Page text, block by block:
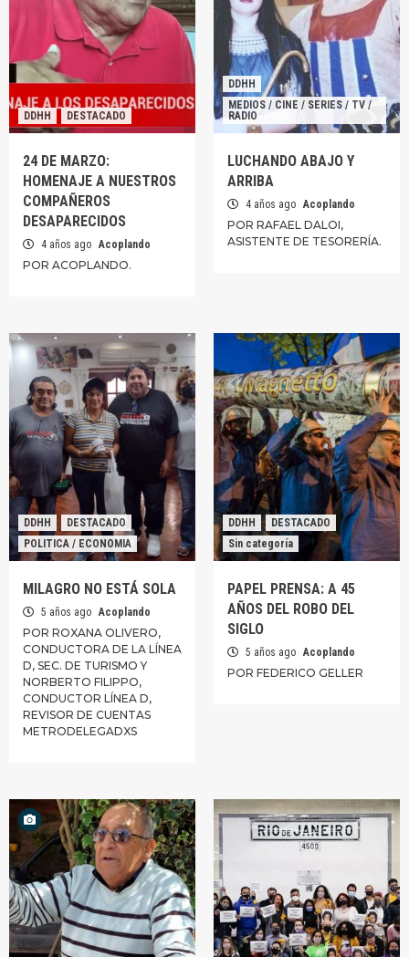
DDHH DESTACADO
24 DE MARZO:
HOMENAJE A NUESTROS
COMPAÑEROS
DESAPARECIDOS
4 años ago Acoplando
POR ACOPLANDO.
DDHH
MEDIOS / CINE / SERIES / TV /
RADIO
LUCHANDO ABAJO Y
ARRIBA
4 años ago Acoplando
POR RAFAEL DALOI,
ASISTENTE DE TESORERÍA.
DDHH
DESTACADO
POLITICA / ECONOMIA
MILAGRO NO ESTÁ SOLA
5 años ago Acoplando
POR ROXANA OLIVERO,
CONDUCTORA DE LA LÍNEA
D, SEC. DE TURISMO Y
NORBERTO FILIPPO,
CONDUCTOR LÍNEA D,
REVISOR DE CUENTAS
METRODELEGADXS
DDHH
DESTACADO
Sin categoría
PAPEL PRENSA: A 45
AÑOS DEL ROBO DEL
SIGLO
5 años ago Acoplando
POR FEDERICO GELLER